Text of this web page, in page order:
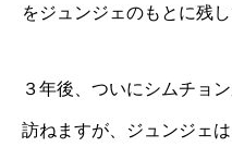
をジュンジェのもとに残
３年後、ついにシムチョ
訪ねますが、ジュンジェ